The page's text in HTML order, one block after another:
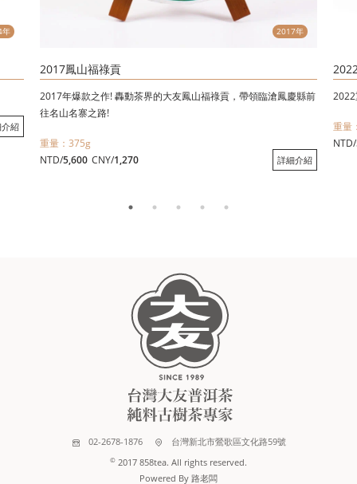
年
紹
2017年
2017鳳山福祿貢
2017年爆款之作! 轟動茶界的大友鳳山福祿貢，帶領臨滄鳳慶縣前
往名山名寨之路!
重量：375g
NTD/5,600 CNY/1,270 詳細介紹
2022
重量
NTD/
02-2678-1876 台灣新北市鶯歌區文化路59號
© 2017 858tea. All rights reserved.
Powered By 路老闆